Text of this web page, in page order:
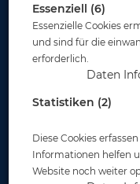
Essenziell (6)
Essenzielle Cookies
und sind für die
erforderlich.
Daten
Statistiken (2)
Diese Cookies
Informationen helfen
Website noch weiter